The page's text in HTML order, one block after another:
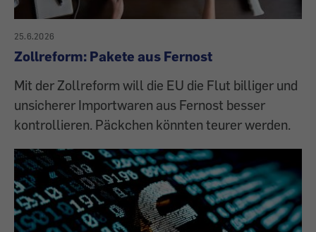
25.6.2026
Zollreform: Pakete aus Fernost
Mit der Zollreform will die EU die Flut billiger und
unsicherer Importwaren aus Fernost besser
kontrollieren. Päckchen könnten teurer werden.